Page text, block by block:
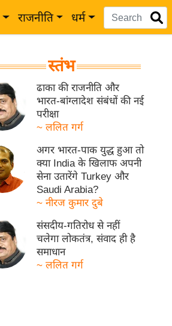
राजनीति धर्म
स्तंभ
ढाका की राजनीति और
भारत-बांग्लादेश संबंधों की नई
परीक्षा
~ ललित गर्ग
अगर भारत-पाक युद्ध हुआ तो
क्या India के खिलाफ अपनी
सेना उतारेंगे Turkey और
Saudi Arabia?
~ नीरज कुमार दुबे
संसदीय-गतिरोध से नहीं
चलेगा लोकतंत्र, संवाद ही है
समाधान
~ ललित गर्ग